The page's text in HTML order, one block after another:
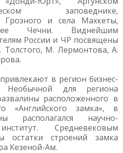
заповеднике,
Грозного и села Махкеты,
Чечни. Виднейшим
России и ЧР посвящены
Толстого, М. Лермонтова, А.
в регион бизнес-
Необычной для региона
расположенного в
«Английского замка», в
научно-
Средневековым
остатки строений замка
Кезеной-Ам.